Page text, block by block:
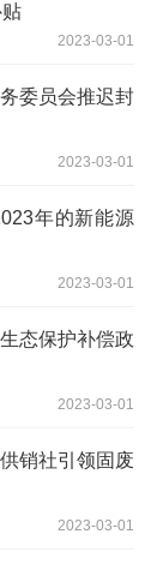
2023-03-01
委员会推迟封
2023-03-01
年的新能源
2023-03-01
态保护补偿政
2023-03-01
销社引领固废
2023-03-01